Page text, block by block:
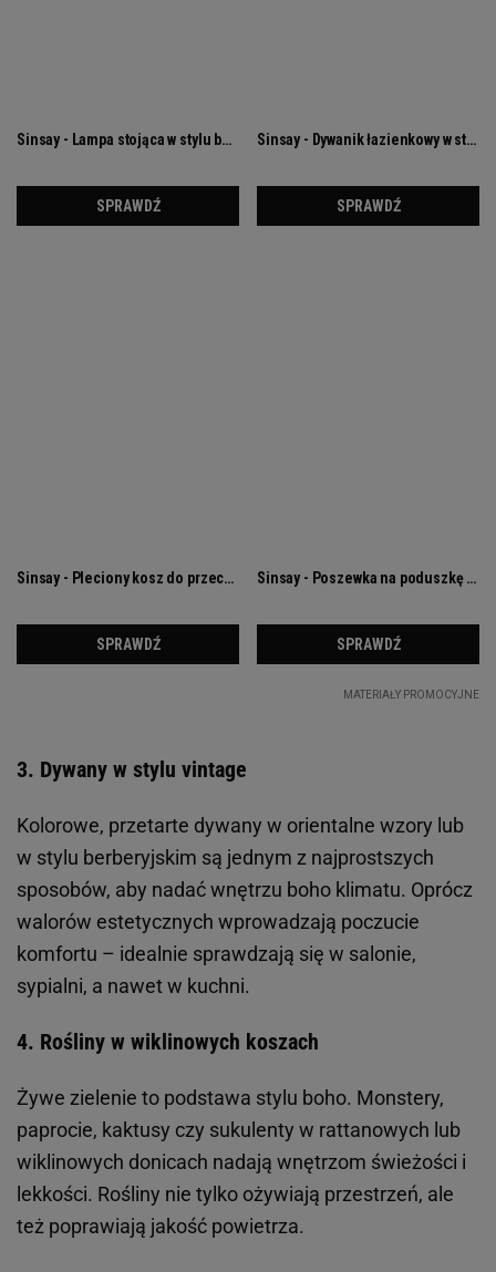
3. Dywany w stylu vintage
Kolorowe, przetarte dywany w orientalne wzory lub
w stylu berberyjskim są jednym z najprostszych
sposobów, aby nadać wnętrzu boho klimatu. Oprócz
walorów estetycznych wprowadzają poczucie
komfortu – idealnie sprawdzają się w salonie,
sypialni, a nawet w kuchni.
4. Rośliny w wiklinowych koszach
Żywe zielenie to podstawa stylu boho. Monstery,
paprocie, kaktusy czy sukulenty w rattanowych lub
wiklinowych donicach nadają wnętrzom świeżości i
lekkości. Rośliny nie tylko ożywiają przestrzeń, ale
też poprawiają jakość powietrza.